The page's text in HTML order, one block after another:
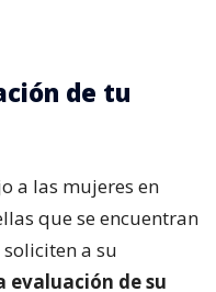
de tu
a las mujeres en
que se encuentran
a su
evaluación de su